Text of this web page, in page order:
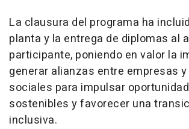
La clausura del programa ha
planta y la entrega de diplomas al
participante, poniendo en valor la
generar alianzas entre empresas
sociales para impulsar
sostenibles y favorecer una
inclusiva.